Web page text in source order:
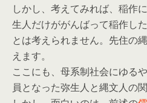
しかし、考えてみれば、稲作
生人だけががんばって稲作し
とは考えられません。先住の
えます。
ここにも、母系制社会にゆる
員となった弥生人と縄文人の